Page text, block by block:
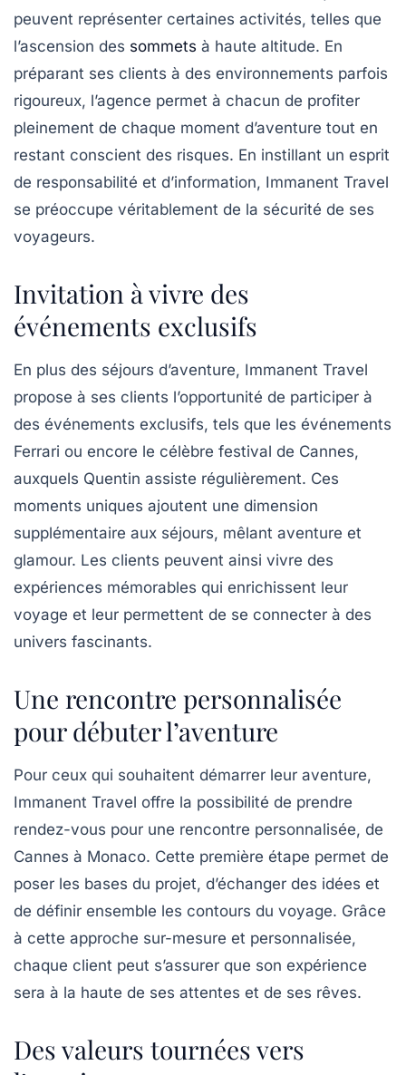
peuvent représenter certaines activités, telles que
l’ascension des sommets à haute altitude. En
préparant ses clients à des environnements parfois
rigoureux, l’agence permet à chacun de profiter
pleinement de chaque moment d’aventure tout en
restant conscient des risques. En instillant un esprit
de responsabilité et d’information, Immanent Travel
se préoccupe véritablement de la sécurité de ses
voyageurs.
Invitation à vivre des
événements exclusifs
En plus des séjours d’aventure, Immanent Travel
propose à ses clients l’opportunité de participer à
des événements exclusifs, tels que les événements
Ferrari ou encore le célèbre festival de Cannes,
auxquels Quentin assiste régulièrement. Ces
moments uniques ajoutent une dimension
supplémentaire aux séjours, mêlant aventure et
glamour. Les clients peuvent ainsi vivre des
expériences mémorables qui enrichissent leur
voyage et leur permettent de se connecter à des
univers fascinants.
Une rencontre personnalisée
pour débuter l’aventure
Pour ceux qui souhaitent démarrer leur aventure,
Immanent Travel offre la possibilité de prendre
rendez-vous pour une rencontre personnalisée, de
Cannes à Monaco. Cette première étape permet de
poser les bases du projet, d’échanger des idées et
de définir ensemble les contours du voyage. Grâce
à cette approche sur-mesure et personnalisée,
chaque client peut s’assurer que son expérience
sera à la haute de ses attentes et de ses rêves.
Des valeurs tournées vers